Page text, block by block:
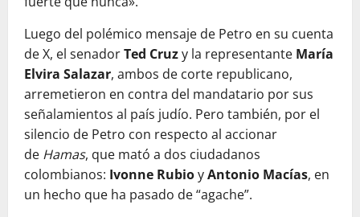
Luego del polémico mensaje de Petro en su cuenta
de X, el senadorTed Cruzy la representante María
Elvira Salazar, ambos de corte republicano,
arremetieron en contra del mandatario por sus
señalamientos al país judío. Pero también, por el
silencio de Petro con respecto al accionar
de Hamas, que mató a dos ciudadanos
colombianos: Ivonne RubioyAntonio Macías, en
un hecho que ha pasado de “agache”.